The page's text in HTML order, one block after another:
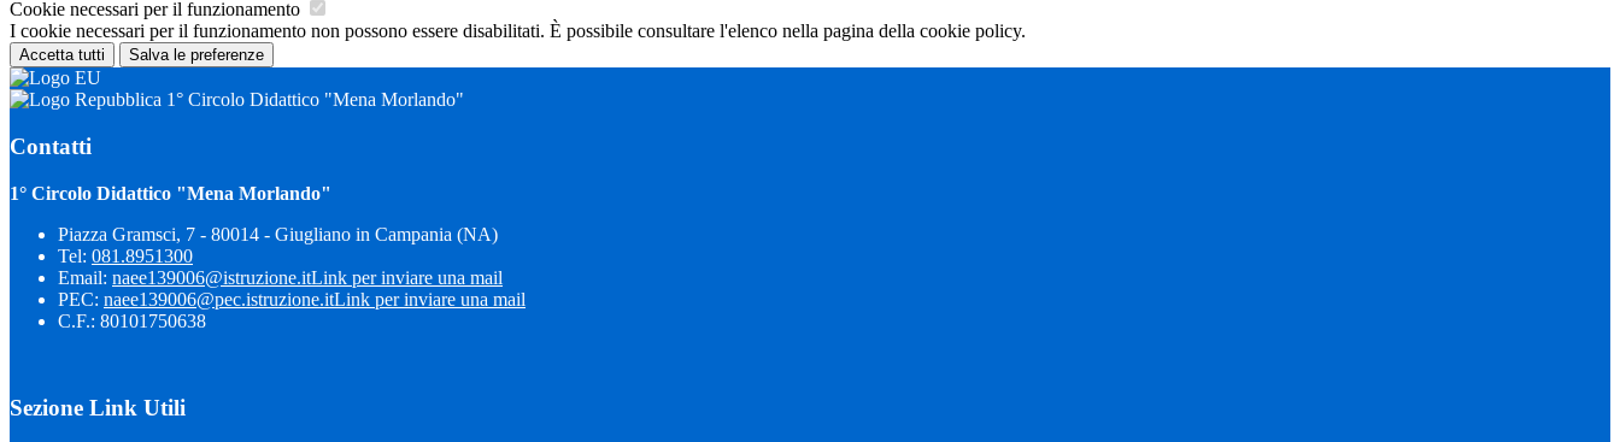
Cookie necessari per il funzionamento
I cookie necessari per il funzionamento non possono essere disabilitati. È possibile consultare l'elenco nella pagina della cookie policy.
Accetta tutti Salva le preferenze
1° Circolo Didattico "Mena Morlando"
Contatti
1° Circolo Didattico "Mena Morlando"
Piazza Gramsci, 7 - 80014 - Giugliano in Campania (NA)
Tel: 081.8951300
Email: naee139006@istruzione.itLink per inviare una mail
PEC: naee139006@pec.istruzione.itLink per inviare una mail
C.F.: 80101750638
Sezione Link Utili